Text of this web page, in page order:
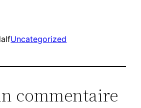
Uncategorized
commentaire